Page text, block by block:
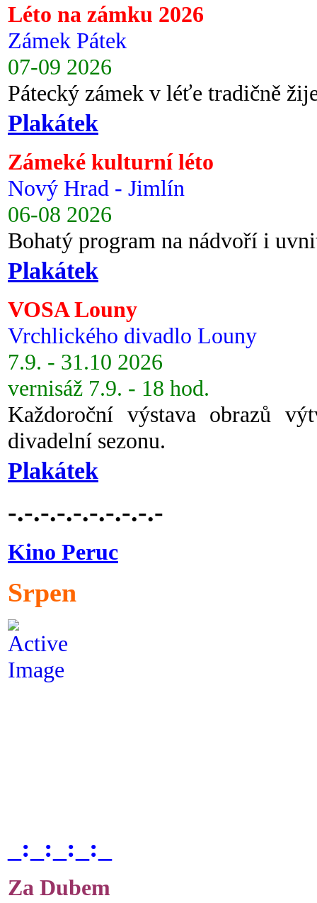
Léto na zámku 2026
Zámek Pátek
07-09 2026
Pátecký zámek v léťe tradičně
Plakátek
Zámeké kulturní léto
Nový Hrad - Jimlín
06-08 2026
Bohatý program na nádvoří i
Plakátek
VOSA Louny
Vrchlického divadlo Louny
7.9. - 31.10 2026
vernisáž 7.9. - 18 hod.
Každoroční výstava obrazů
divadelní sezonu.
Plakátek
-.-.-.-.-.-.-.-.-.-
Kino Peruc
Srpen
_:_:_:_:_
Za Dubem